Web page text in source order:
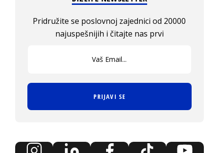
Pridružite se poslovnoj zajednici od 20000
najuspešnijih i čitajte nas prvi
PRIJAVI SE